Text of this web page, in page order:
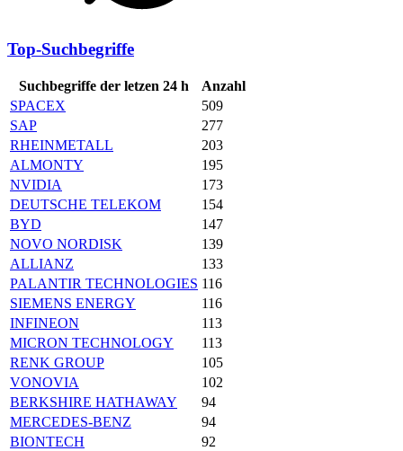
Top-Suchbegriffe
Suchbegriffe der letzen 24 h
Anzahl
SPACEX
509
SAP
277
RHEINMETALL
203
ALMONTY
195
NVIDIA
173
DEUTSCHE TELEKOM
154
BYD
147
NOVO NORDISK
139
ALLIANZ
133
PALANTIR TECHNOLOGIES 116
SIEMENS ENERGY
116
INFINEON
113
MICRON TECHNOLOGY
113
RENK GROUP
105
VONOVIA
102
BERKSHIRE HATHAWAY
94
MERCEDES-BENZ
94
BIONTECH
92